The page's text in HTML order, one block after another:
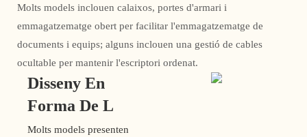
Molts models inclouen calaixos, portes d'armari i
emmagatzematge obert per facilitar l'emmagatzematge de
documents i equips; alguns inclouen una gestió de cables
ocultable per mantenir l'escriptori ordenat.
Disseny En
Forma De L
Molts models presenten